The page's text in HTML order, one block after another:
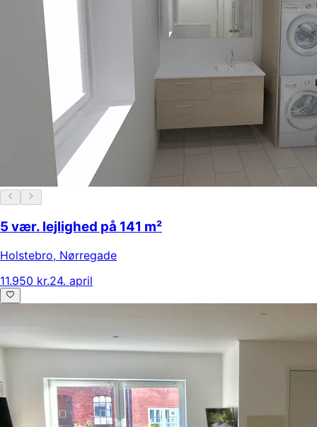
5 vær. lejlighed på 141 m²
Holstebro, Nørregade
11.950 kr.24. april